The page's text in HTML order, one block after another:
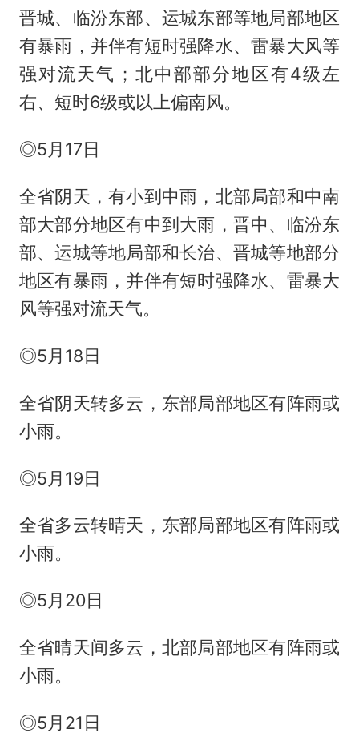
晋城、临汾东部、运城东部等地局部地区
有暴雨，并伴有短时强降水、雷暴大风等
强对流天气；北中部部分地区有4级左
右、短时6级或以上偏南风。
◎5月17日
全省阴天，有小到中雨，北部局部和中南
部大部分地区有中到大雨，晋中、临汾东
部、运城等地局部和长治、晋城等地部分
地区有暴雨，并伴有短时强降水、雷暴大
风等强对流天气。
◎5月18日
全省阴天转多云，东部局部地区有阵雨或
小雨。
◎5月19日
全省多云转晴天，东部局部地区有阵雨或
小雨。
◎5月20日
全省晴天间多云，北部局部地区有阵雨或
小雨。
◎5月21日